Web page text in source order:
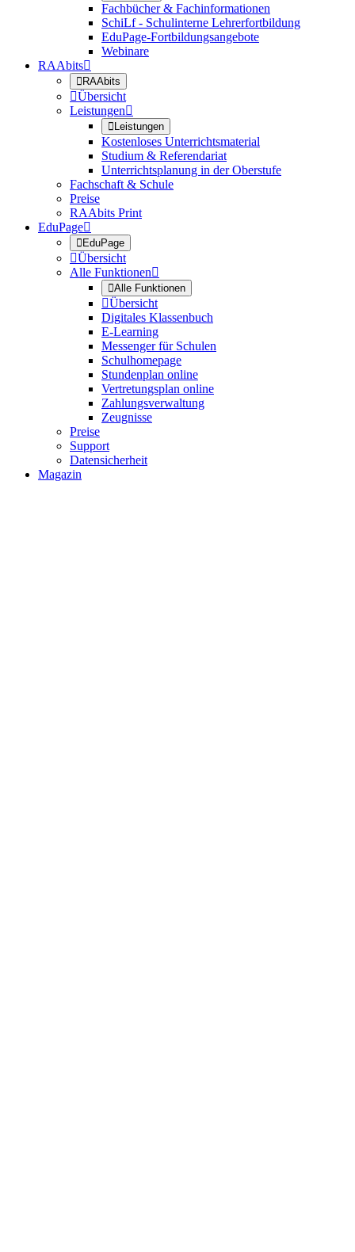
Fachbücher & Fachinformationen
SchiLf - Schulinterne Lehrerfortbildung
EduPage-Fortbildungsangebote
Webinare
RAAbits
RAAbits
Übersicht
Leistungen
Leistungen
Kostenloses Unterrichtsmaterial
Studium & Referendariat
Unterrichtsplanung in der Oberstufe
Fachschaft & Schule
Preise
RAAbits Print
EduPage
EduPage
Übersicht
Alle Funktionen
Alle Funktionen
Übersicht
Digitales Klassenbuch
E-Learning
Messenger für Schulen
Schulhomepage
Stundenplan online
Vertretungsplan online
Zahlungsverwaltung
Zeugnisse
Preise
Support
Datensicherheit
Magazin